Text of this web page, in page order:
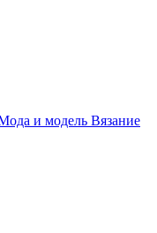
и модель Вязание